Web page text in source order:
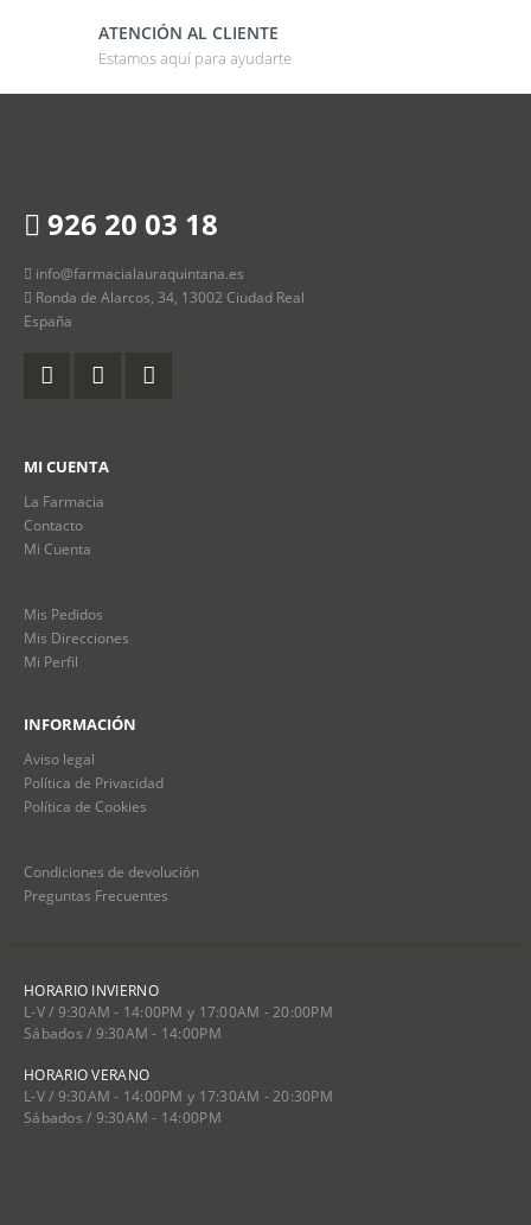
ATENCIÓN AL CLIENTE
Estamos aquí para ayudarte
926 20 03 18
info@farmacialauraquintana.es
Ronda de Alarcos, 34, 13002 Ciudad Real
España
MI CUENTA
La Farmacia
Contacto
Mi Cuenta
Mis Pedidos
Mis Direcciones
Mi Perfil
INFORMACIÓN
Aviso legal
Política de Privacidad
Política de Cookies
Condiciones de devolución
Preguntas Frecuentes
HORARIO INVIERNO
L-V / 9:30AM - 14:00PM y 17:00AM - 20:00PM
Sábados / 9:30AM - 14:00PM
HORARIO VERANO
L-V / 9:30AM - 14:00PM y 17:30AM - 20:30PM
Sábados / 9:30AM - 14:00PM